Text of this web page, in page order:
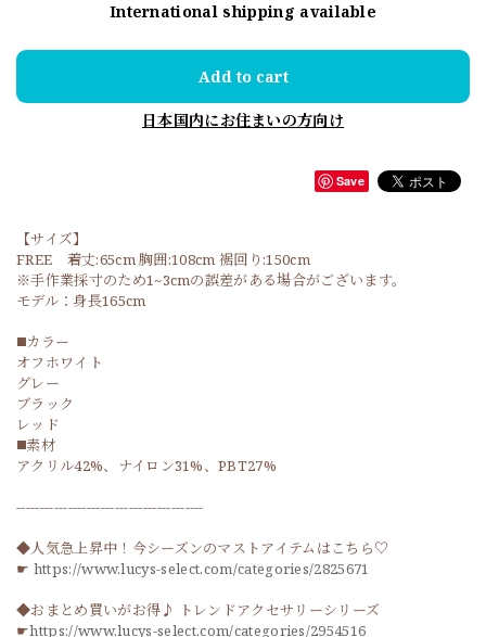
International shipping available
Add to cart
日本国内にお住まいの方向け
Save
【サイズ】
FREE 着丈:65cm 胸囲:108cm 裾回り:150cm
※手作業採寸のため1~3cmの誤差がある場合がございます。
モデル：身長165cm
◼️カラー
オフホワイト
グレー
ブラック
レッド
◼️素材
アクリル42%、ナイロン31%、PBT27%
----------------------------------------
◆人気急上昇中！今シーズンのマストアイテムはこちら♡
☛ https://www.lucys-select.com/categories/2825671
◆おまとめ買いがお得♪ トレンドアクセサリーシリーズ
☛https://www.lucys-select.com/categories/2954516